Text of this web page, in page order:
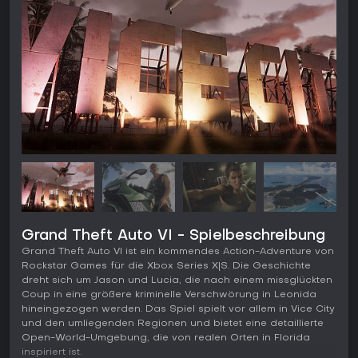
Grand Theft Auto VI - Spielbeschreibung
Grand Theft Auto VI ist ein kommendes Action-Adventure von
Rockstar Games für die Xbox Series X|S. Die Geschichte
dreht sich um Jason und Lucia, die nach einem missglückten
Coup in eine größere kriminelle Verschwörung in Leonida
hineingezogen werden. Das Spiel spielt vor allem in Vice City
und den umliegenden Regionen und bietet eine detaillierte
Open-World-Umgebung, die von realen Orten in Florida
inspiriert ist.